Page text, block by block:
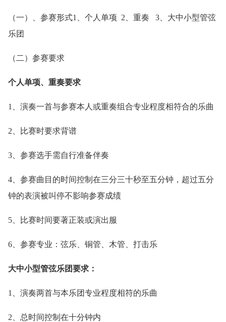
（一）、参赛形式1、个人单项 2、重奏 3、大中小型管弦
乐团
（二）参赛要求
个人单项、重奏要求
1、演奏一首与参赛本人或重奏组合专业程度相符合的乐曲
2、比赛时要求背谱
3、参赛选手需自行准备伴奏
4、参赛曲目的时间控制在三分三十秒至五分钟，超过五分
钟的表演被叫停不影响参赛成绩
5、比赛时间要著正装或演出服
6、参赛专业：弦乐、铜管、木管、打击乐
大中小型管弦乐团要求：
1、演奏两首与本乐团专业程度相符的乐曲
2、总时间控制在十分钟内